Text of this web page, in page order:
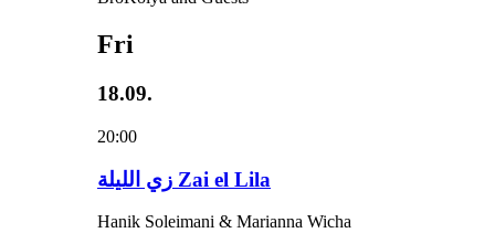
Fri
18.09.
20:00
زي‌ اللیلة Zai el Lila
Hanik Soleimani & Marianna Wicha